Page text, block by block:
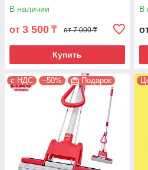
В наличии
от 3 500 ₸ от 7 000 ₸
Купить
В
с НДС –50% Подарок